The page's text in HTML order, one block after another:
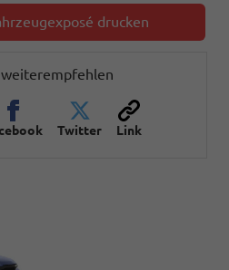
drucken
weiterempfehlen
Twitter Link